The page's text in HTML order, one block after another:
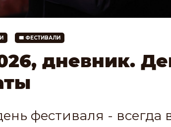
🎟 ФЕСТИВАЛИ
дневник.
фестиваля - всегда